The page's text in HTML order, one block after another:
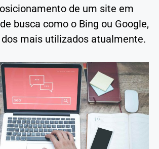
de um site em
busca como o Bing ou Google,
mais utilizados atualmente.